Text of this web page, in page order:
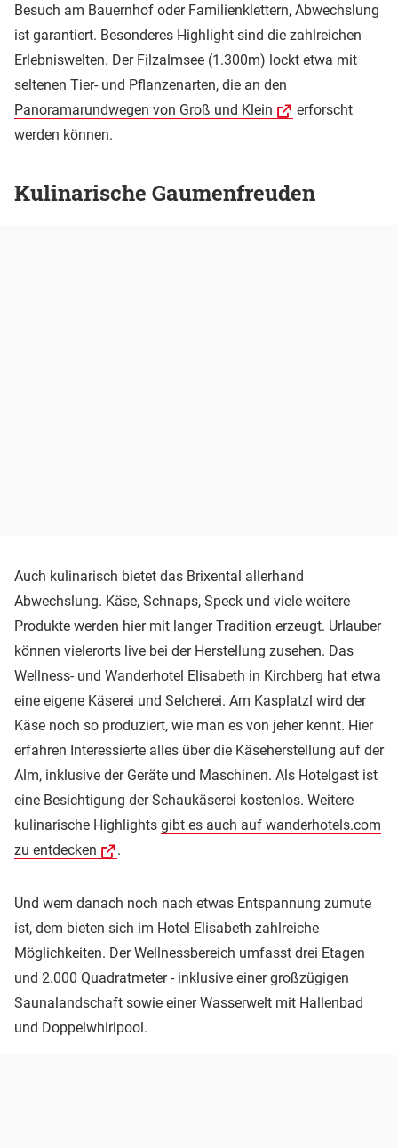
Besuch am Bauernhof oder Familienklettern, Abwechslung
ist garantiert. Besonderes Highlight sind die zahlreichen
Erlebniswelten. Der Filzalmsee (1.300m) lockt etwa mit
seltenen Tier- und Pflanzenarten, die an den
Panoramarundwegen von Groß und Klein
erforscht
werden können.
Kulinarische Gaumenfreuden
Auch kulinarisch bietet das Brixental allerhand
Abwechslung. Käse, Schnaps, Speck und viele weitere
Produkte werden hier mit langer Tradition erzeugt. Urlauber
können vielerorts live bei der Herstellung zusehen. Das
Wellness- und Wanderhotel Elisabeth in Kirchberg hat etwa
eine eigene Käserei und Selcherei. Am Kasplatzl wird der
Käse noch so produziert, wie man es von jeher kennt. Hier
erfahren Interessierte alles über die Käseherstellung auf der
Alm, inklusive der Geräte und Maschinen. Als Hotelgast ist
eine Besichtigung der Schaukäserei kostenlos. Weitere
kulinarische Highlights gibt es auch auf wanderhotels.com
zu entdecken
.
Und wem danach noch nach etwas Entspannung zumute
ist, dem bieten sich im Hotel Elisabeth zahlreiche
Möglichkeiten. Der Wellnessbereich umfasst drei Etagen
und 2.000 Quadratmeter - inklusive einer großzügigen
Saunalandschaft sowie einer Wasserwelt mit Hallenbad
und Doppelwhirlpool.